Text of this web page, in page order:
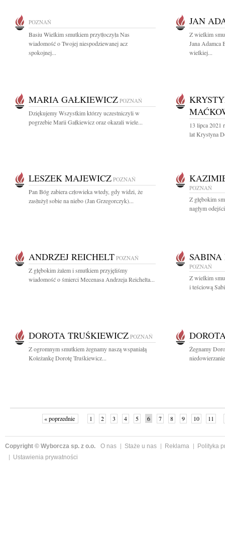
POZNAŃ
Basiu Wielkim smutkiem przytłoczyła Nas
wiadomość o Twojej niespodziewanej acz
spokojnej...
JAN
Z wielkim
Jana Adamca
wielkiej...
MARIA GAŁKIEWICZ POZNAŃ
Dziękujemy Wszystkim którzy uczestniczyli w
pogrzebie Marii Gałkiewicz oraz okazali wiele...
13 lipca 2021
lat Krystyna
LESZEK MAJEWICZ POZNAŃ
Pan Bóg zabiera człowieka wtedy, gdy widzi, że
zasłużył sobie na niebo (Jan Grzegorczyk)...
POZNAŃ
Z głębokim
nagłym
ANDRZEJ REICHELT POZNAŃ
Z głębokim żalem i smutkiem przyjęliśmy
wiadomość o śmierci Mecenasa Andrzeja Reichelta...
SABINA
POZNAŃ
Z wielkim
i teściową
DOROTA TRUŚKIEWICZ POZNAŃ
Z ogromnym smutkiem żegnamy naszą wspaniałą
Koleżankę Dorotę Truśkiewicz...
Żegnamy
« poprzednie 1 2 3 4 5 6 7 8 9 10 11
Copyright © Wyborcza sp. z o.o. O nas Staże u nas Reklama
Polityka
Ustawienia prywatności